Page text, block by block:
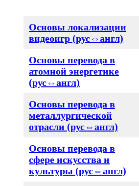
Основы локализации
видеоигр (рус⇔англ)
Основы перевода в
атомной энергетике
(рус⇔англ)
Основы перевода в
металлургической
отрасли (рус⇔англ)
Основы перевода в
сфере искусства и
культуры (рус⇔англ)